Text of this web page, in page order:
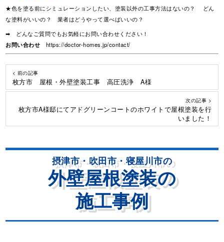
★色を塗る前にシミュレーションしたい、塗装以外の工事方法はないの？ どん
な塗料がいいの？ 業者はどうやって選べばいいの？
➡ どんなご質問でもお気軽にお問い合わせください！
お問い合わせ
https://doctor-homes.jp/contact/
< 前の記事
枚方市 屋根・外壁塗装工事 高圧洗浄 A様
次の記事 >
枚方市A様邸にてアドグリーンコートのホワイトで屋根塗装を行
いました！
摂津市・吹田市・寝屋川市の
外壁屋根塗装の
施工事例